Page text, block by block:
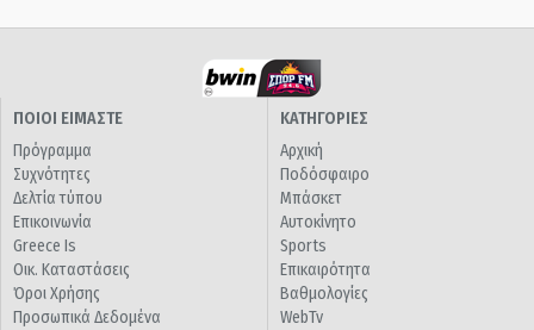
ΠΟΙΟΙ ΕΙΜΑΣΤΕ
Πρόγραμμα
Συχνότητες
Δελτία τύπου
Επικοινωνία
Greece Is
Οικ. Καταστάσεις
Όροι Χρήσης
Προσωπικά Δεδομένα
ΚΑΤΗΓΟΡΙΕΣ
Αρχική
Ποδόσφαιρο
Μπάσκετ
Αυτοκίνητο
Sports
Επικαιρότητα
Βαθμολογίες
WebTv